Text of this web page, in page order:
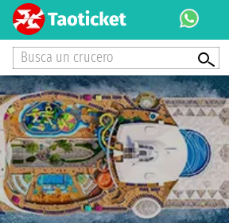
Busca un crucero